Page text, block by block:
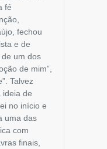
fé
fechou
e de
um dos
de mim”,
Talvez
ideia de
no início e
uma das
com
finais,